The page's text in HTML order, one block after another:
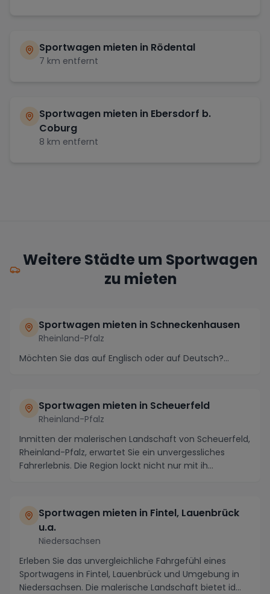
Sportwagen mieten in Rödental
7 km entfernt
Sportwagen mieten in Ebersdorf b.
Coburg
8 km entfernt
Weitere Städte um Sportwagen
zu mieten
Sportwagen mieten in Schneckenhausen
Rheinland-Pfalz
Möchten Sie das auf Englisch oder auf Deutsch?...
Sportwagen mieten in Scheuerfeld
Rheinland-Pfalz
Inmitten der malerischen Landschaft von Scheuerfeld,
Rheinland-Pfalz, erwartet Sie ein unvergessliches
Fahrerlebnis. Die Region lockt nicht nur mit ih...
Sportwagen mieten in Fintel, Lauenbrück
u.a.
Niedersachsen
Erleben Sie das unvergleichliche Fahrgefühl eines
Sportwagens in Fintel, Lauenbrück und Umgebung in
Niedersachsen. Die malerische Landschaft bietet id...